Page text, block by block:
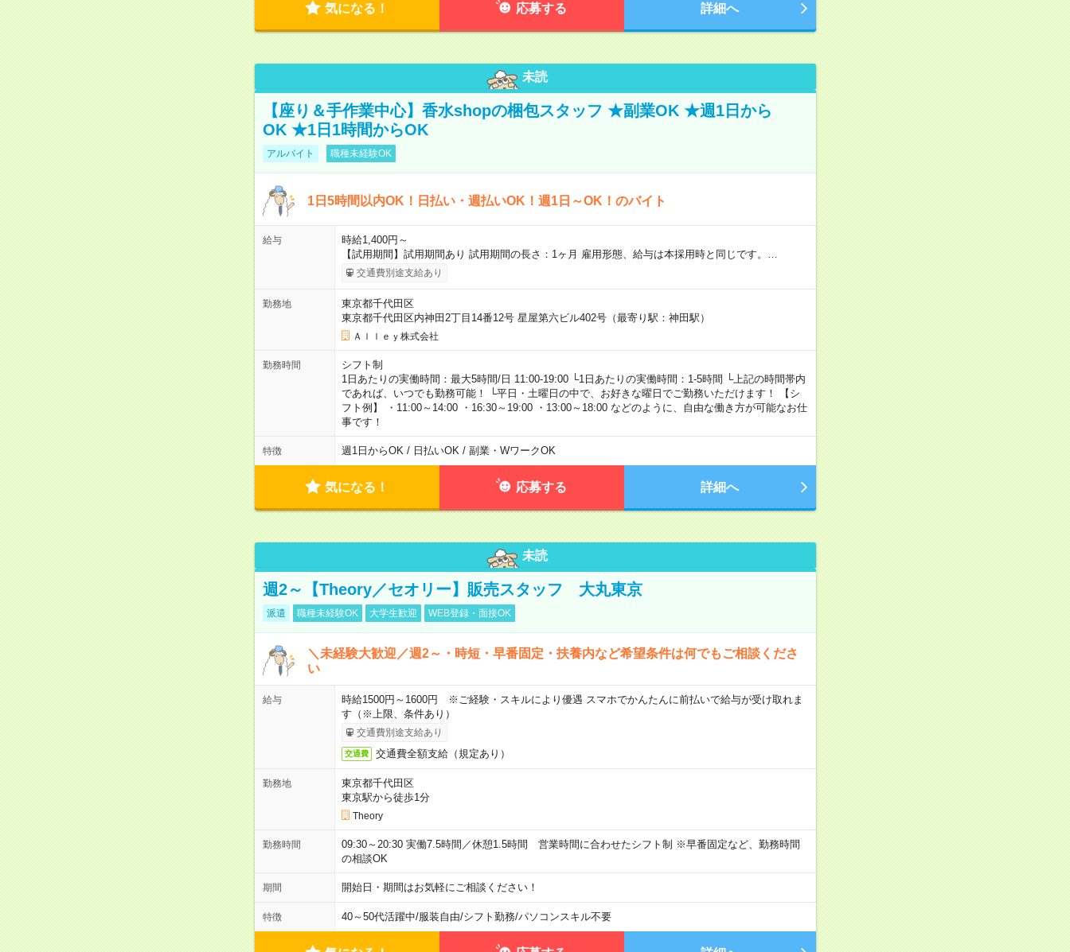
気になる！ 応募する 詳細へ
未読
【座り＆手作業中心】香水shopの梱包スタッフ ★副業OK ★週1日から
OK ★1日1時間からOK
アルバイト 職種未経験OK
1日5時間以内OK！日払い・週払いOK！週1日～OK！のバイト
給与
時給1,400円～
【試用期間】試用期間あり 試用期間の長さ：1ヶ月 雇用形態、給与は本採用時と同じです。…
交通費別途支給あり
勤務地
東京都千代田区
東京都千代田区内神田2丁目14番12号 星屋第六ビル402号（最寄り駅：神田駅）
Ａｌｌｅｙ株式会社
勤務時間
シフト制
1日あたりの実働時間：最大5時間/日 11:00-19:00 └1日あたりの実働時間：1-5時間 └上記の時間帯内
であれば、いつでも勤務可能！ └平日・土曜日の中で、お好きな曜日でご勤務いただけます！ 【シ
フト例】 ・11:00～14:00 ・16:30～19:00 ・13:00～18:00 などのように、自由な働き方が可能なお仕
事です！
特徴 週1日からOK / 日払いOK / 副業・WワークOK
気になる！ 応募する 詳細へ
未読
週2～【Theory／セオリー】販売スタッフ 大丸東京
派遣 職種未経験OK 大学生歓迎 WEB登録・面接OK
＼未経験大歓迎／週2～・時短・早番固定・扶養内など希望条件は何でもご相談くださ
い
給与
時給1500円～1600円 ※ご経験・スキルにより優遇 スマホでかんたんに前払いで給与が受け取れま
す（※上限、条件あり）
交通費別途支給あり
交通費 交通費全額支給（規定あり）
勤務地
東京都千代田区
東京駅から徒歩1分
Theory
勤務時間
09:30～20:30 実働7.5時間／休憩1.5時間 営業時間に合わせたシフト制 ※早番固定など、勤務時間
の相談OK
期間 開始日・期間はお気軽にご相談ください！
特徴 40～50代活躍中/服装自由/シフト勤務/パソコンスキル不要